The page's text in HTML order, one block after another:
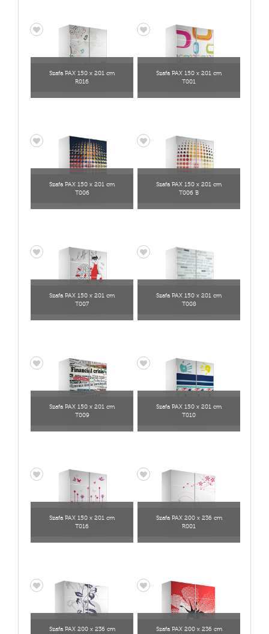
Szafa PAX 150 x 201 cm
R016
Szafa PAX 150 x 201 cm
T001
Szafa PAX 150 x 201 cm
T006
Szafa PAX 150 x 201 cm
T006 B
Szafa PAX 150 x 201 cm
T007
Szafa PAX 150 x 201 cm
T008
Szafa PAX 150 x 201 cm
T009
Szafa PAX 150 x 201 cm
T010
Szafa PAX 150 x 201 cm
T016
Szafa PAX 200 x 236 cm
R001
Szafa PAX 200 x 236 cm
Szafa PAX 200 x 236 cm